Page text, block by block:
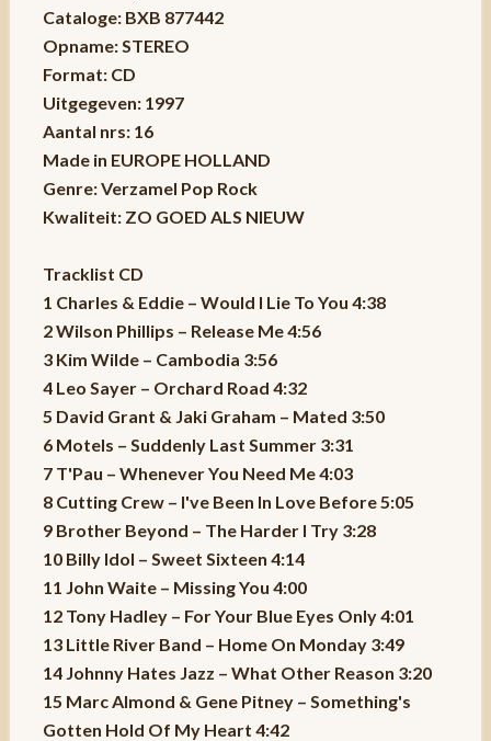
Cataloge: BXB 877442
Opname: STEREO
Format: CD
Uitgegeven: 1997
Aantal nrs: 16
Made in EUROPE HOLLAND
Genre: Verzamel Pop Rock
Kwaliteit: ZO GOED ALS NIEUW
Tracklist CD
1 Charles & Eddie – Would I Lie To You 4:38
2 Wilson Phillips – Release Me 4:56
3 Kim Wilde – Cambodia 3:56
4 Leo Sayer – Orchard Road 4:32
5 David Grant & Jaki Graham – Mated 3:50
6 Motels – Suddenly Last Summer 3:31
7 T'Pau – Whenever You Need Me 4:03
8 Cutting Crew – I've Been In Love Before 5:05
9 Brother Beyond – The Harder I Try 3:28
10 Billy Idol – Sweet Sixteen 4:14
11 John Waite – Missing You 4:00
12 Tony Hadley – For Your Blue Eyes Only 4:01
13 Little River Band – Home On Monday 3:49
14 Johnny Hates Jazz – What Other Reason 3:20
15 Marc Almond & Gene Pitney – Something's
Gotten Hold Of My Heart 4:42